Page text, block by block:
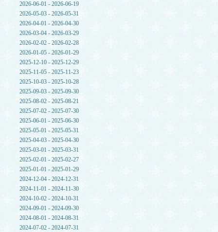
2026-06-01 - 2026-06-19
2026-05-03 - 2026-05-31
2026-04-01 - 2026-04-30
2026-03-04 - 2026-03-29
2026-02-02 - 2026-02-28
2026-01-05 - 2026-01-29
2025-12-10 - 2025-12-29
2025-11-05 - 2025-11-23
2025-10-03 - 2025-10-28
2025-09-03 - 2025-09-30
2025-08-02 - 2025-08-21
2025-07-02 - 2025-07-30
2025-06-01 - 2025-06-30
2025-05-01 - 2025-05-31
2025-04-03 - 2025-04-30
2025-03-01 - 2025-03-31
2025-02-01 - 2025-02-27
2025-01-01 - 2025-01-29
2024-12-04 - 2024-12-31
2024-11-01 - 2024-11-30
2024-10-02 - 2024-10-31
2024-09-01 - 2024-09-30
2024-08-01 - 2024-08-31
2024-07-02 - 2024-07-31